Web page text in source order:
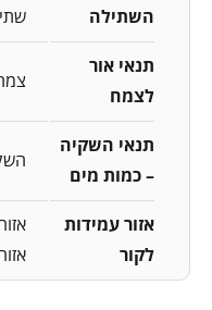
השתילה
תנאי אור
לצמח
תנאי השקיה
– כמות מים
אזור עמידות
לקור